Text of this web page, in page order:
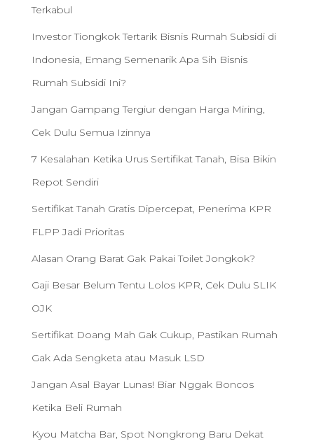
Terkabul
Investor Tiongkok Tertarik Bisnis Rumah Subsidi di
Indonesia, Emang Semenarik Apa Sih Bisnis
Rumah Subsidi Ini?
Jangan Gampang Tergiur dengan Harga Miring,
Cek Dulu Semua Izinnya
7 Kesalahan Ketika Urus Sertifikat Tanah, Bisa Bikin
Repot Sendiri
Sertifikat Tanah Gratis Dipercepat, Penerima KPR
FLPP Jadi Prioritas
Alasan Orang Barat Gak Pakai Toilet Jongkok?
Gaji Besar Belum Tentu Lolos KPR, Cek Dulu SLIK
OJK
Sertifikat Doang Mah Gak Cukup, Pastikan Rumah
Gak Ada Sengketa atau Masuk LSD
Jangan Asal Bayar Lunas! Biar Nggak Boncos
Ketika Beli Rumah
Kyou Matcha Bar, Spot Nongkrong Baru Dekat